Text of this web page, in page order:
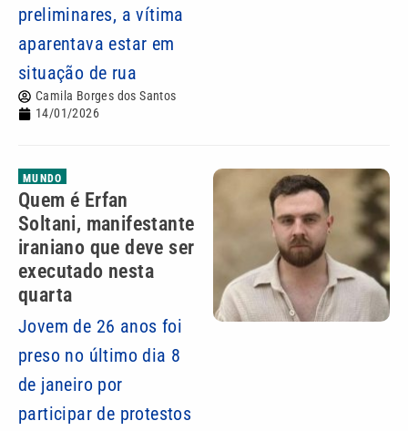
preliminares, a vítima
aparentava estar em
situação de rua
Camila Borges dos Santos
14/01/2026
MUNDO
Quem é Erfan
Soltani, manifestante
iraniano que deve ser
executado nesta
quarta
Jovem de 26 anos foi
preso no último dia 8
de janeiro por
participar de protestos